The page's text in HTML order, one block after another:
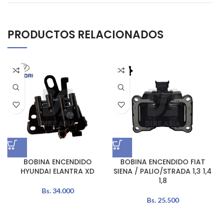
PRODUCTOS RELACIONADOS
BOBINA ENCENDIDO
HYUNDAI ELANTRA XD
Bs.34.000
BOBINA ENCENDIDO FIAT
SIENA / PALIO/STRADA 1,3 1,4
1,8
Bs.25.500